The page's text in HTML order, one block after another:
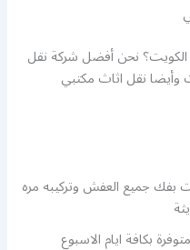
نحن أفضل شركة نقل
نقل اثاث مكتبي
جميع العفش وتركيبه مره
بكافة ايام الاسبوع